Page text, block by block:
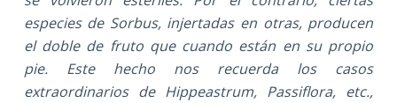
especies de Sorbus, injertadas en otras, producen
el doble de fruto que cuando están en su propio
pie. Este hecho nos recuerda los casos
extraordinarios de Hippeastrum, Passiflora, etc.,